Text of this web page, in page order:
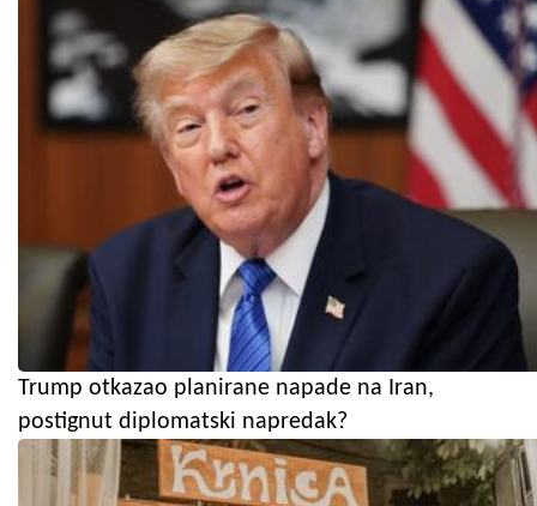
Trump otkazao planirane napade na Iran,
postignut diplomatski napredak?